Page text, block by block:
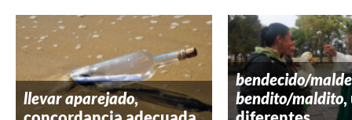
llevar aparejado,
bendecido/
bendito/maldito,